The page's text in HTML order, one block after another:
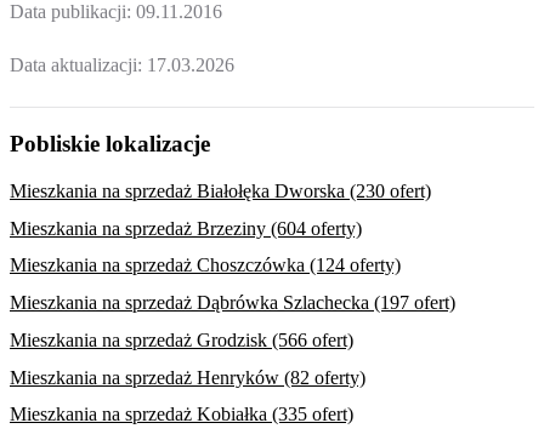
Data publikacji: 09.11.2016
Data aktualizacji: 17.03.2026
Pobliskie lokalizacje
Mieszkania na sprzedaż Białołęka Dworska (230 ofert)
Mieszkania na sprzedaż Brzeziny (604 oferty)
Mieszkania na sprzedaż Choszczówka (124 oferty)
Mieszkania na sprzedaż Dąbrówka Szlachecka (197 ofert)
Mieszkania na sprzedaż Grodzisk (566 ofert)
Mieszkania na sprzedaż Henryków (82 oferty)
Mieszkania na sprzedaż Kobiałka (335 ofert)